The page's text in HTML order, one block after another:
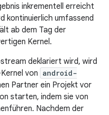
inkrementell erreicht
kontinuierlich umfassend
ab dem Tag der
Kernel.
deklariert wird, wird
von android-
Partner ein Projekt vor
starten, indem sie von
Nachdem der